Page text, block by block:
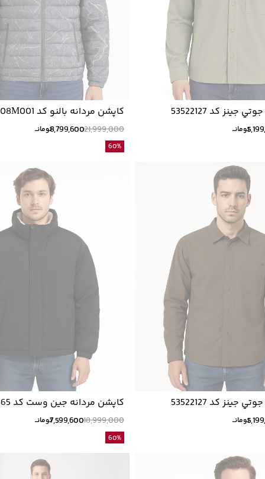
كد 53522127
تومانــ
کاپشن مردانه بالنو کد 8824308M001
21,999,000
8,799,600تومانــ
60%
كد 53522127
تومانــ
کاپشن مردانه جین وست کد 44122565
18,999,000
7,599,600تومانــ
60%